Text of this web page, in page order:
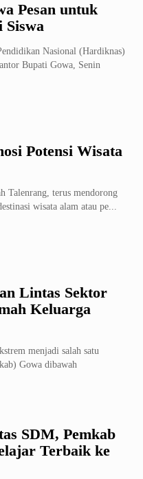
Pesan untuk
Siswa
Nasional (Hardiknas)
Bupati Gowa, Senin
Potensi Wisata
Talenrang, terus mendorong
wisata alam atau pe...
Lintas Sektor
Keluarga
menjadi salah satu
Gowa dibawah
SDM, Pemkab
Terbaik ke